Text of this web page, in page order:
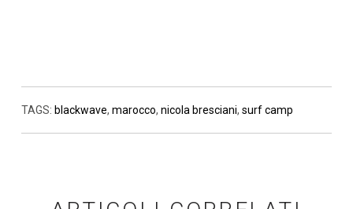
TAGS: blackwave, marocco, nicola bresciani, surf camp